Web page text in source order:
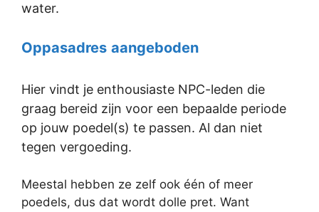
water.
Oppasadres aangeboden
Hier vindt je enthousiaste NPC-leden die
graag bereid zijn voor een bepaalde periode
op jouw poedel(s) te passen. Al dan niet
tegen vergoeding.
Meestal hebben ze zelf ook één of meer
poedels, dus dat wordt dolle pret. Want